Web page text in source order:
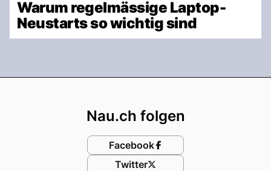
Warum regelmässige Laptop-
Neustarts so wichtig sind
Nau.ch folgen
Facebook
Twitter